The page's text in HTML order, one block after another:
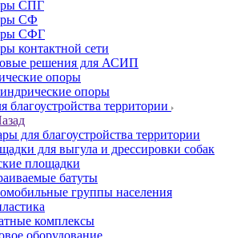
СПГ
СФ
СФГ
контактной сети
решения для АСИП
опоры
опоры
благоустройства территории
для благоустройства территории
для выгула и дрессировки собак
площадки
батуты
группы населения
комплексы
оборудование